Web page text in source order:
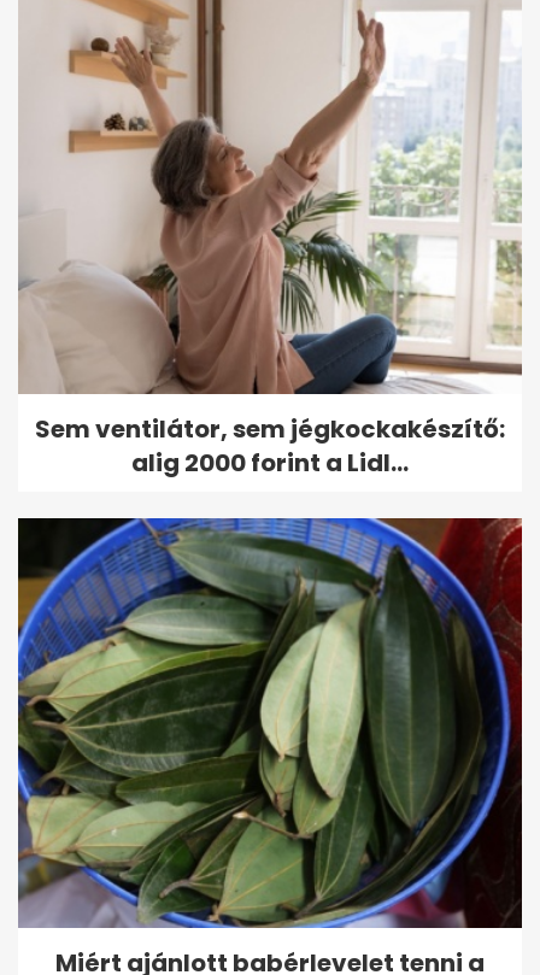
Sem ventilátor, sem jégkockakészítő:
alig 2000 forint a Lidl...
Miért ajánlott babérlevelet tenni a